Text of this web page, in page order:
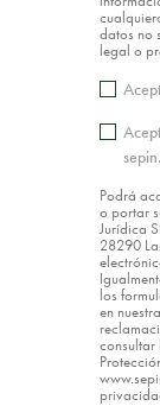
datos no
legal o
Podrá
o portar
Jurídica
28290
los
en